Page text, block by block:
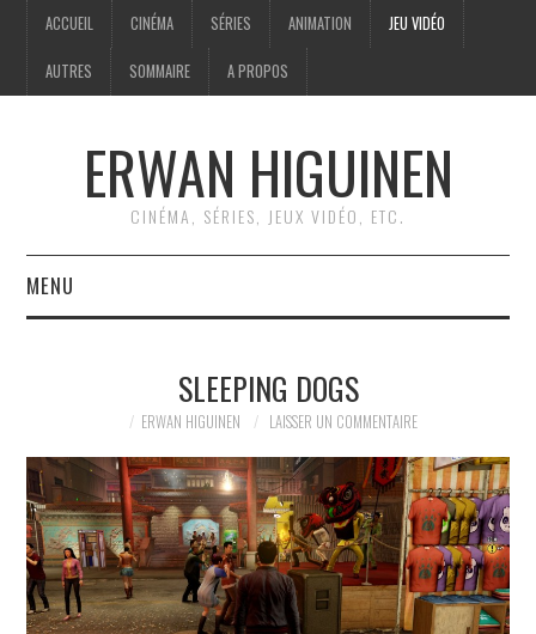
ACCUEIL CINÉMA SÉRIES ANIMATION JEU VIDÉO
AUTRES SOMMAIRE A PROPOS
ERWAN HIGUINEN
CINÉMA, SÉRIES, JEUX VIDÉO, ETC.
MENU
SÉRIES
ANIMATION
JEU VIDÉO
SLEEPING DOGS
ERWAN HIGUINEN LAISSER UN COMMENTAIRE